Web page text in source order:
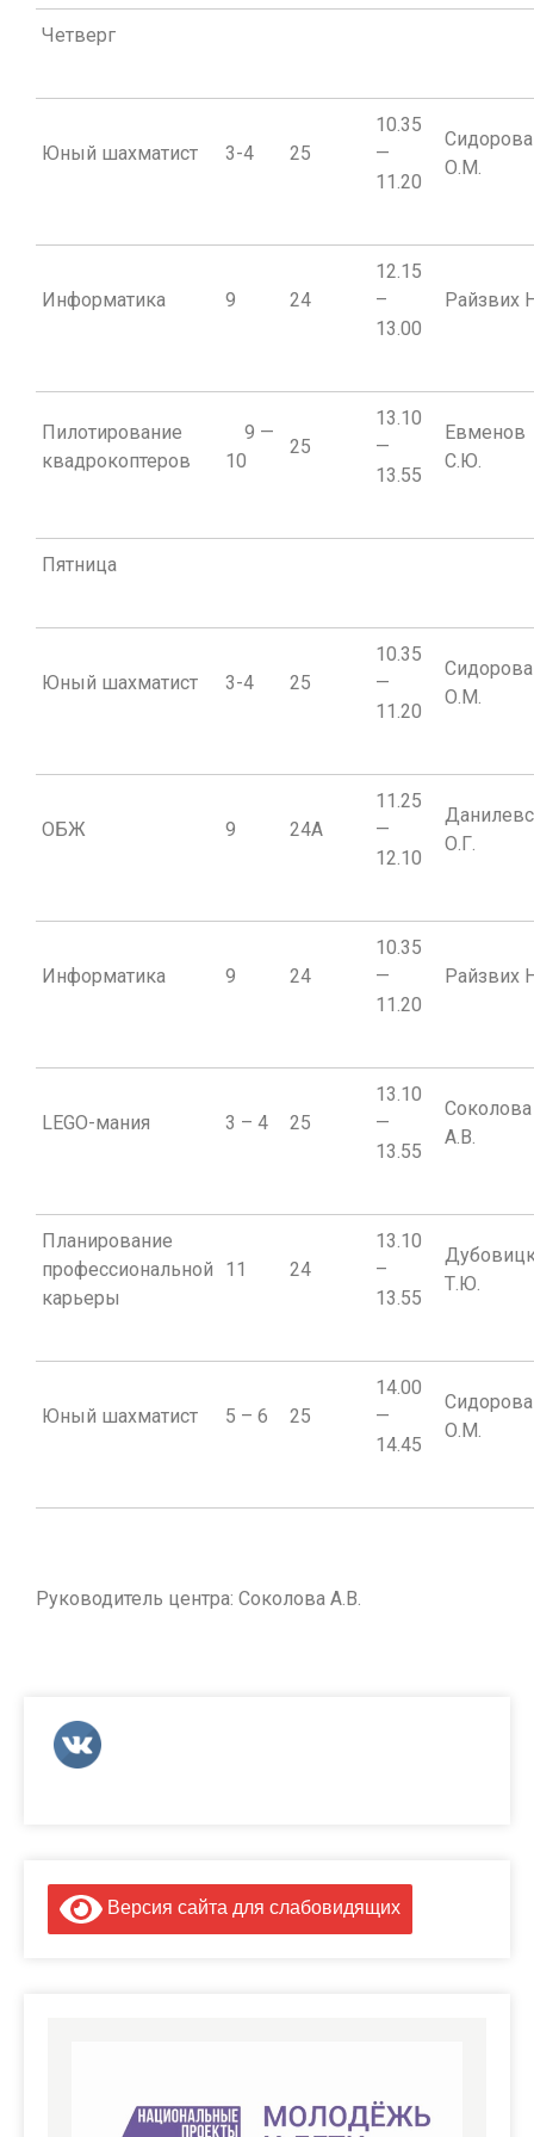
Четверг
Юный шахматист 3-4 25
10.35
—
11.20
Сидорова
О.М.
Информатика 9 24
12.15
–
13.00
Райзвих
Пилотирование
квадрокоптеров
9 —
10
25
13.10
—
13.55
Евменов
С.Ю.
Пятница
Юный шахматист 3-4 25
10.35
—
11.20
Сидорова
О.М.
ОБЖ 9 24A
11.25
—
12.10
О.Г.
Информатика 9 24
10.35
—
11.20
Райзвих
LEGO-мания 3 – 4 25
13.10
—
13.55
Соколова
А.В.
Планирование
профессиональной
карьеры
11 24
13.10
–
13.55
Т.Ю.
Юный шахматист 5 – 6 25
14.00
—
14.45
Сидорова
О.М.
Руководитель центра: Соколова А.В.
Версия сайта для слабовидящих